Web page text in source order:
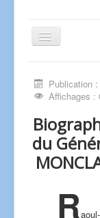
Publication
Affichages :
du
Raoul-